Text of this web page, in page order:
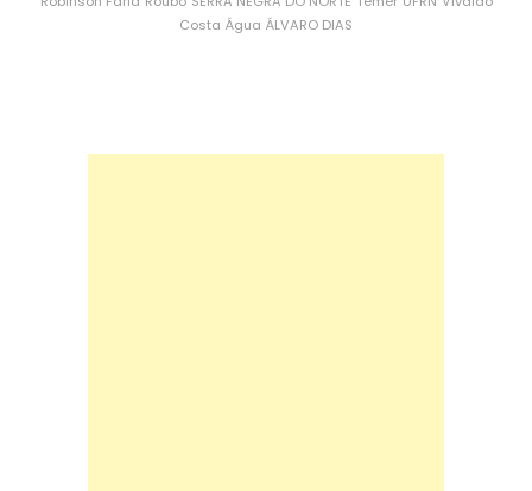
Costa Água ÁLVARO DIAS